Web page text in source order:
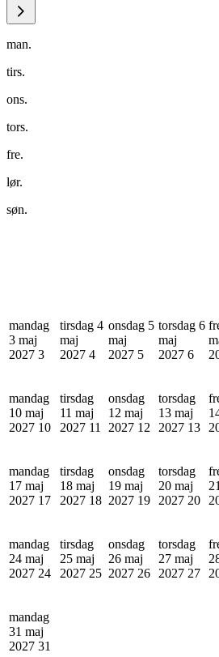
man.
tirs.
ons.
tors.
fre.
lør.
søn.
mandag
3 maj
2027 3
tirsdag 4
maj
2027 4
onsdag 5
maj
2027 5
torsdag 6
maj
2027 6
mandag
10 maj
2027 10
tirsdag
11 maj
2027 11
onsdag
12 maj
2027 12
torsdag
13 maj
2027 13
mandag
17 maj
2027 17
tirsdag
18 maj
2027 18
onsdag
19 maj
2027 19
torsdag
20 maj
2027 20
mandag
24 maj
2027 24
tirsdag
25 maj
2027 25
onsdag
26 maj
2027 26
torsdag
27 maj
2027 27
mandag
31 maj
2027 31